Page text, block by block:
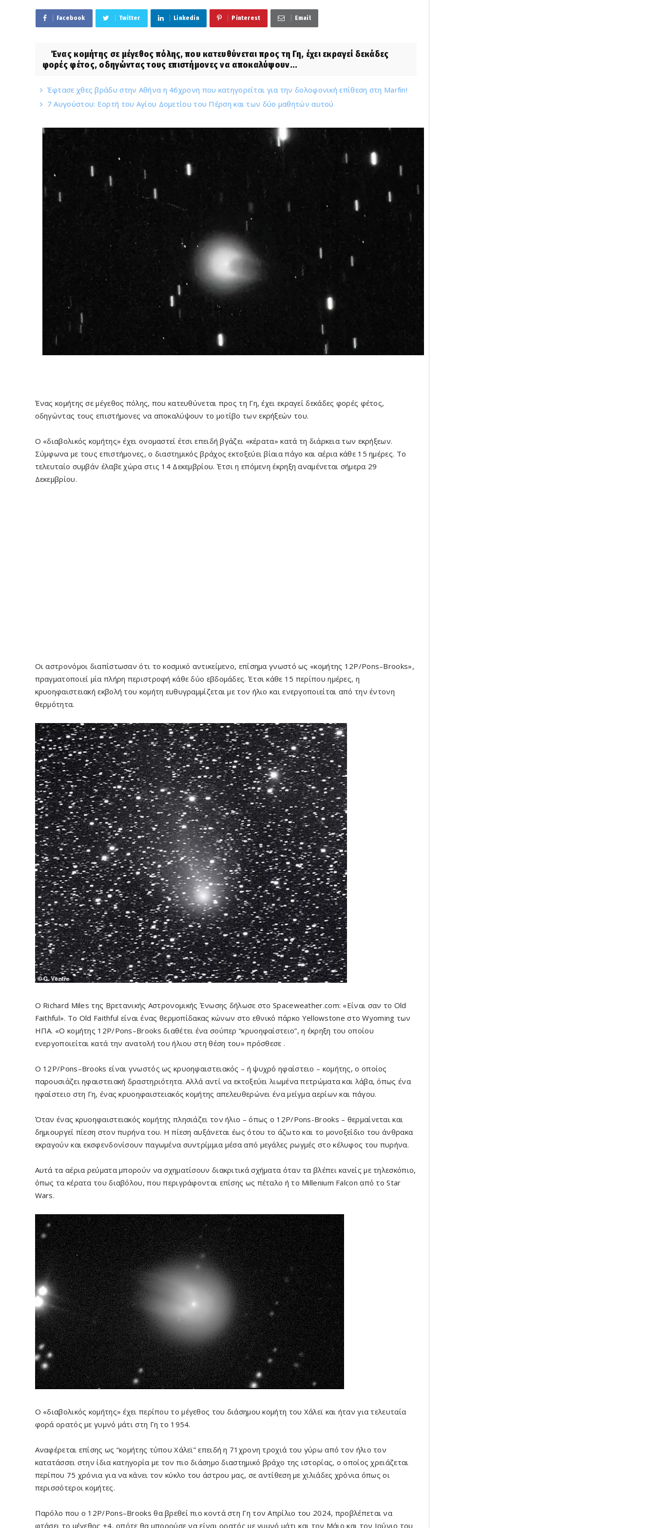
Facebook Twitter Linkedin Pinterest Email
Ένας κομήτης σε μέγεθος πόλης, που κατευθύνεται προς τη Γη, έχει εκραγεί δεκάδες
φορές φέτος, οδηγώντας τους επιστήμονες να αποκαλύψουν...
Έφτασε χθες βράδυ στην Αθήνα η 46χρονη που κατηγορείται για την δολοφονική επίθεση στη Marfin!
7 Αυγούστου: Εορτή του Αγίου Δομετίου του Πέρση και των δύο μαθητών αυτού
Ένας κομήτης σε μέγεθος πόλης, που κατευθύνεται προς τη Γη, έχει εκραγεί δεκάδες φορές φέτος,
οδηγώντας τους επιστήμονες να αποκαλύψουν το μοτίβο των εκρήξεών του.
Ο «διαβολικός κομήτης» έχει ονομαστεί έτσι επειδή βγάζει «κέρατα» κατά τη διάρκεια των εκρήξεων.
Σύμφωνα με τους επιστήμονες, ο διαστημικός βράχος εκτοξεύει βίαια πάγο και αέρια κάθε 15 ημέρες. Το
τελευταίο συμβάν έλαβε χώρα στις 14 Δεκεμβρίου. Έτσι η επόμενη έκρηξη αναμένεται σήμερα 29
Δεκεμβρίου.
Οι αστρονόμοι διαπίστωσαν ότι το κοσμικό αντικείμενο, επίσημα γνωστό ως «κομήτης 12P/Pons–Brooks»,
πραγματοποιεί μία πλήρη περιστροφή κάθε δύο εβδομάδες. Έτσι κάθε 15 περίπου ημέρες, η
κρυοηφαιστειακή εκβολή του κομήτη ευθυγραμμίζεται με τον ήλιο και ενεργοποιείται από την έντονη
θερμότητα.
Ο Richard Miles της Βρετανικής Αστρονομικής Ένωσης δήλωσε στο Spaceweather.com: «Είναι σαν το Old
Faithful». Το Old Faithful είναι ένας θερμοπίδακας κώνων στο εθνικό πάρκο Yellowstone στο Wyoming των
ΗΠΑ. «Ο κομήτης 12P/Pons–Brooks διαθέτει ένα σούπερ “κρυοηφαίστειο”, η έκρηξη του οποίου
ενεργοποιείται κατά την ανατολή του ήλιου στη θέση του» πρόσθεσε .
Ο 12P/Pons–Brooks είναι γνωστός ως κρυοηφαιστειακός – ή ψυχρό ηφαίστειο – κομήτης, ο οποίος
παρουσιάζει ηφαιστειακή δραστηριότητα. Αλλά αντί να εκτοξεύει λιωμένα πετρώματα και λάβα, όπως ένα
ηφαίστειο στη Γη, ένας κρυοηφαιστειακός κομήτης απελευθερώνει ένα μείγμα αερίων και πάγου.
Όταν ένας κρυοηφαιστειακός κομήτης πλησιάζει τον ήλιο – όπως ο 12P/Pons-Brooks – θερμαίνεται και
δημιουργεί πίεση στον πυρήνα του. Η πίεση αυξάνεται έως ότου το άζωτο και το μονοξείδιο του άνθρακα
εκραγούν και εκσφενδονίσουν παγωμένα συντρίμμια μέσα από μεγάλες ρωγμές στο κέλυφος του πυρήνα.
Αυτά τα αέρια ρεύματα μπορούν να σχηματίσουν διακριτικά σχήματα όταν τα βλέπει κανείς με τηλεσκόπιο,
όπως τα κέρατα του διαβόλου, που περιγράφονται επίσης ως πέταλο ή το Millenium Falcon από το Star
Wars.
Ο «διαβολικός κομήτης» έχει περίπου το μέγεθος του διάσημου κομήτη του Χάλεϊ και ήταν για τελευταία
φορά ορατός με γυμνό μάτι στη Γη το 1954.
Αναφέρεται επίσης ως “κομήτης τύπου Χάλεϊ” επειδή η 71χρονη τροχιά του γύρω από τον ήλιο τον
κατατάσσει στην ίδια κατηγορία με τον πιο διάσημο διαστημικό βράχο της ιστορίας, ο οποίος χρειάζεται
περίπου 75 χρόνια για να κάνει τον κύκλο του άστρου μας, σε αντίθεση με χιλιάδες χρόνια όπως οι
περισσότεροι κομήτες.
Παρόλο που ο 12P/Pons–Brooks θα βρεθεί πιο κοντά στη Γη τον Απρίλιο του 2024, προβλέπεται να
φτάσει το μέγεθος +4, οπότε θα μπορούσε να είναι ορατός με γυμνό μάτι και τον Μάιο και τον Ιούνιο του